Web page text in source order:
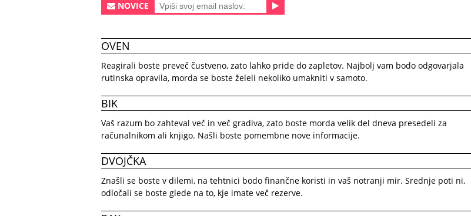
NOVICE
OVEN
Reagirali boste preveč čustveno, zato lahko pride do zapletov. Najbolj vam bodo odgovarjala
rutinska opravila, morda se boste želeli nekoliko umakniti v samoto.
BIK
Vaš razum bo zahteval več in več gradiva, zato boste morda velik del dneva presedeli za
računalnikom ali knjigo. Našli boste pomembne nove informacije.
DVOJČKA
Znašli se boste v dilemi, na tehtnici bodo finančne koristi in vaš notranji mir. Srednje poti ni,
odločali se boste glede na to, kje imate več rezerve.